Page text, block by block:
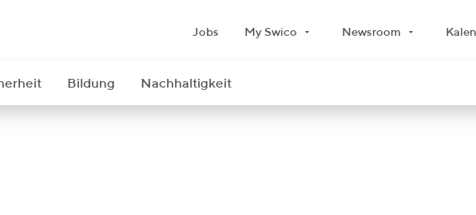
Jobs My Swico Newsroom
Bildung Nachhaltigkeit